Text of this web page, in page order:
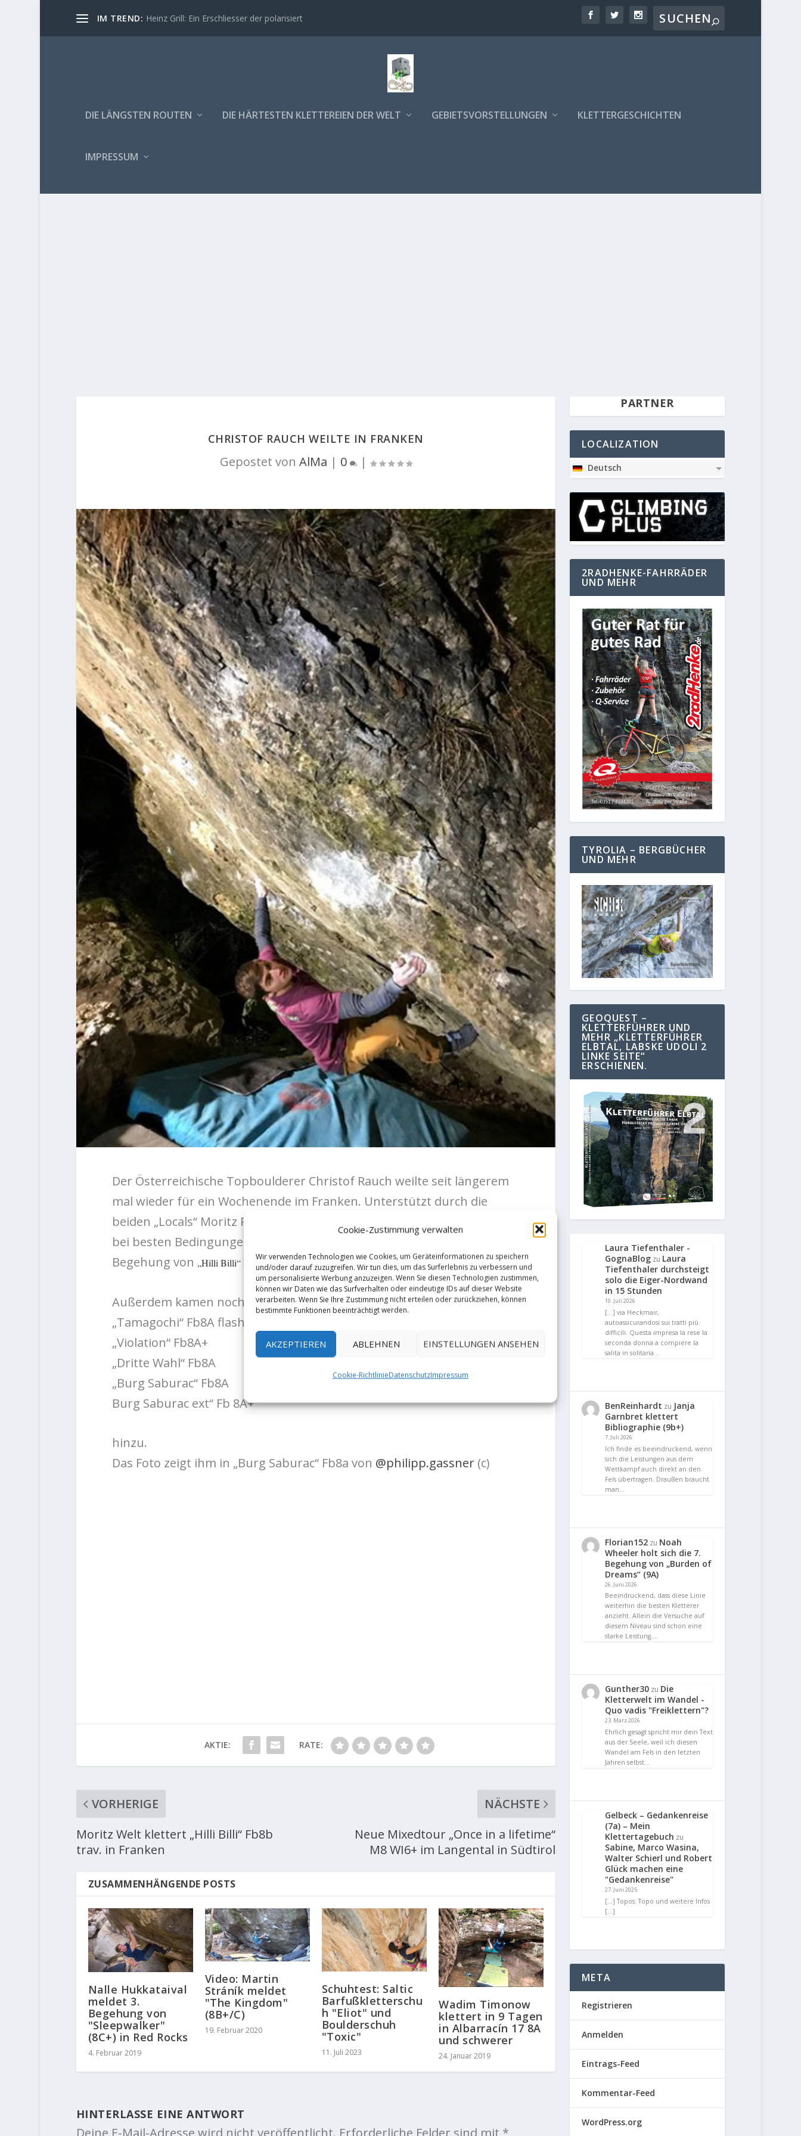
Cookie-Zustimmung verwalten
Wir verwenden Technologien wie Cookies, um Geräteinformationen zu speichern
und/oder darauf zuzugreifen. Wir tun dies, um das Surferlebnis zu verbessern und
um personalisierte Werbung anzuzeigen. Wenn Sie diesen Technologien zustimmen,
können wir Daten wie das Surfverhalten oder eindeutige IDs auf dieser Website
verarbeiten. Wenn Sie Ihre Zustimmung nicht erteilen oder zurückziehen, können
bestimmte Funktionen beeinträchtigt werden.
AKZEPTIEREN ABLEHNEN EINSTELLUNGEN ANSEHEN
Cookie-RichtlinieDatenschutzImpressum
IM TREND: Heinz Grill: Ein Erschliesser der polarisiert
DIE LÄNGSTEN ROUTEN DIE HÄRTESTEN KLETTEREIEN DER WELT GEBIETSVORSTELLUNGEN KLETTERGESCHICHTEN
IMPRESSUM
CHRISTOF RAUCH WEILTE IN FRANKEN
Gepostet von AlMa | 0 |
Der Österreichische Topboulderer Christof Rauch weilte seit längerem
mal wieder für ein Wochenende im Franken. Unterstützt durch die
beiden „Locals“ Moritz Perwitzschky und Philipp Gassner gelangen ihm
bei besten Bedingungen, ebenso wie Moritz Welt (
Begehung von „Hilli Billi“ Fb8B
Außerdem kamen noch:
„Tamagochi“ Fb8A flash
„Violation“ Fb8A+
„Dritte Wahl“ Fb8A
„Burg Saburac“ Fb8A
Burg Saburac ext“ Fb 8A+
hinzu.
Das Foto zeigt ihm in „Burg Saburac“ Fb8a von @philipp.gassner(c)
AKTIE: RATE:
VORHERIGE
Moritz Welt klettert „Hilli Billi“ Fb8b
trav. in Franken
NÄCHSTE
Neue Mixedtour „Once in a lifetime“
M8 WI6+ im Langental in Südtirol
ZUSAMMENHÄNGENDE POSTS
Nalle Hukkataival
meldet 3.
Begehung von
"Sleepwalker"
(8C+) in Red Rocks
4. Februar 2019
Video: Martin
Stráník meldet
"The Kingdom"
(8B+/C)
19. Februar 2020
Schuhtest: Saltic
Barfußkletterschu
h "Eliot" und
Boulderschuh
"Toxic"
11. Juli 2023
Wadim Timonow
klettert in 9 Tagen
in Albarracín 17 8A
und schwerer
24. Januar 2019
HINTERLASSE EINE ANTWORT
PARTNER
LOCALIZATION
Deutsch
2RADHENKE-FAHRRÄDER
UND MEHR
TYROLIA – BERGBÜCHER
UND MEHR
GEOQUEST –
KLETTERFÜHRER UND
MEHR „KLETTERFÜHRER
ELBTAL, LABSKE UDOLI 2
LINKE SEITE“
ERSCHIENEN.
Laura Tiefenthaler -
GognaBlog zu Laura
Tiefenthaler durchsteigt
solo die Eiger-Nordwand
in 15 Stunden
10. Juli 2026
[…] via Heckmair,
autoassicurandosi sui tratti più
difficili. Questa impresa la rese la
seconda donna a compiere la
salita in solitaria…
BenReinhardt zu Janja
Garnbret klettert
Bibliographie (9b+)
7. Juli 2026
Ich finde es beeindruckend, wenn
sich die Leistungen aus dem
Wettkampf auch direkt an den
Fels übertragen. Draußen braucht
man…
Florian152 zu Noah
Wheeler holt sich die 7.
Begehung von „Burden of
Dreams“ (9A)
26. Juni 2026
Beeindruckend, dass diese Linie
weiterhin die besten Kletterer
anzieht. Allein die Versuche auf
diesem Niveau sind schon eine
starke Leistung.…
Gunther30 zu Die
Kletterwelt im Wandel -
Quo vadis "Freiklettern"?
23. März 2026
Ehrlich gesagt spricht mir dein Text
aus der Seele, weil ich diesen
Wandel am Fels in den letzten
Jahren selbst…
Gelbeck – Gedankenreise
(7a) – Mein
Klettertagebuch zu
Sabine, Marco Wasina,
Walter Schierl und Robert
Glück machen eine
"Gedankenreise"
27. Juni 2025
[…] Topos: Topo und weitere Infos
[…]
META
Registrieren
Anmelden
Eintrags-Feed
Kommentar-Feed
WordPress.org